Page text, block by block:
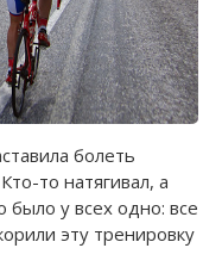
болеть
то натягивал, а
было у всех одно: все
эту тренировку